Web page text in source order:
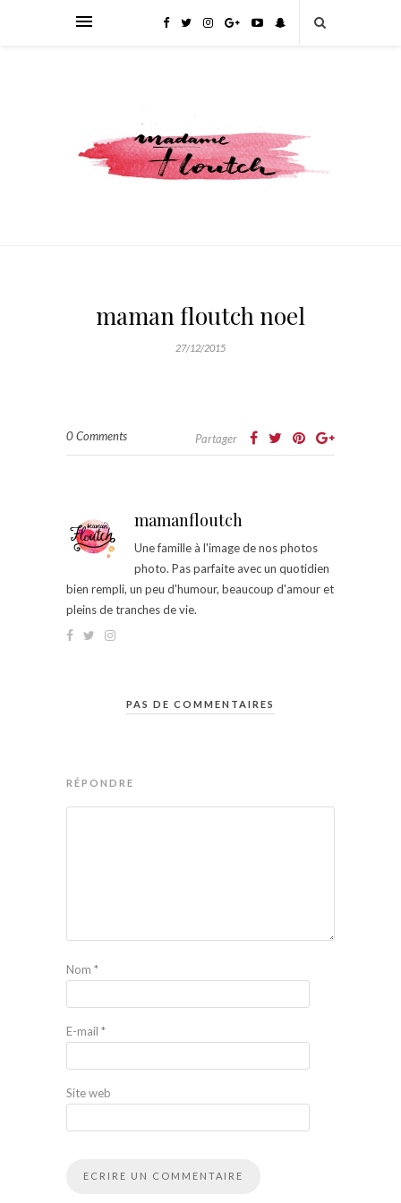
maman floutch noel
27/12/2015
0 Comments Partager
mamanfloutch
Une famille à l'image de nos photos
photo. Pas parfaite avec un quotidien
bien rempli, un peu d'humour, beaucoup d'amour et
pleins de tranches de vie.
PAS DE COMMENTAIRES
RÉPONDRE
Nom *
E-mail *
Site web